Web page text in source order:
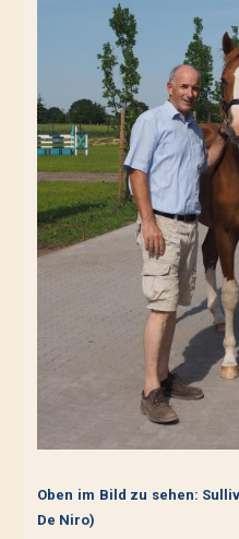
Oben im Bild zu sehen:
De Niro)